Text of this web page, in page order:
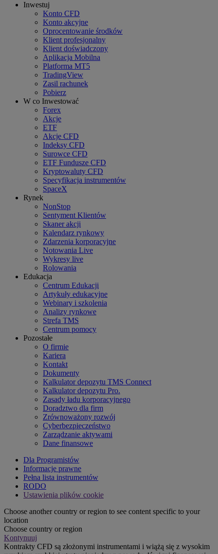
Inwestuj
Konto CFD
Konto akcyjne
Oprocentowanie środków
Klient profesjonalny
Klient doświadczony
Aplikacja Mobilna
Platforma MT5
TradingView
Zasil rachunek
Pobierz
W co Inwestować
Forex
Akcje
ETF
Akcje CFD
Indeksy CFD
Surowce CFD
ETF Fundusze CFD
Kryptowaluty CFD
Specyfikacja instrumentów
SpaceX
Rynek
NonStop
Sentyment Klientów
Skaner akcji
Kalendarz rynkowy
Zdarzenia korporacyjne
Notowania Live
Wykresy live
Rolowania
Edukacja
Centrum Edukacji
Artykuły edukacyjne
Webinary i szkolenia
Analizy rynkowe
Strefa TMS
Centrum pomocy
Pozostałe
O firmie
Kariera
Kontakt
Dokumenty
Kalkulator depozytu TMS Connect
Kalkulator depozytu Pro.
Zasady ładu korporacyjnego
Doradztwo dla firm
Zrównoważony rozwój
Cyberbezpieczeństwo
Zarządzanie aktywami
Dane finansowe
Dla Programistów
Informacje prawne
Pełna lista instrumentów
RODO
Ustawienia plików cookie
Choose another country or region to see content specific to your
location
Choose country or region
Kontynuuj
Kontrakty CFD są złożonymi instrumentami i wiążą się z wysokim